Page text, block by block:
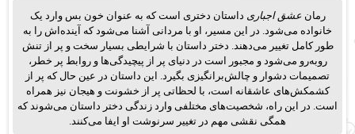
رمان عشق اجباری داستان دختری است که به عنوان خون بس وارد یک
خانواده می‌شود. در این مسیر، او با مردانی آشنا می‌شود که آینده‌اش را به
طور کامل تغییر می‌دهند. دختر داستان با شرایطی بسیار سخت و پر از تنش
روبه‌رو می‌شود و مجبور است در دنیای پر از پیچیدگی‌ها و روابط پر خطر،
تصمیمات دشوار و چالش‌برانگیزی بگیرد. این داستان در عین حال که پر از
کشمکش‌های عاشقانه است، با لحظاتی پر از خشونت و هیجان نیز همراه
است. در این راه، شخصیت‌های مختلفی وارد زندگی دختر داستان می‌شوند که
همگی نقشی مهم در تغییر سرنوشت او ایفا می‌کنند.